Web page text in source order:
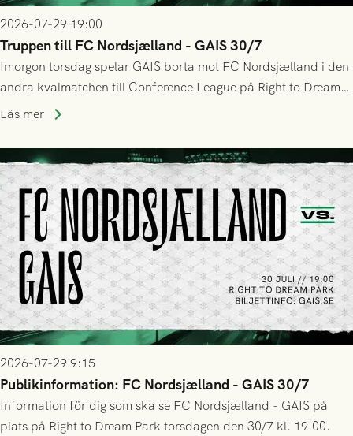
2026-07-29 19:00
Truppen till FC Nordsjælland - GAIS 30/7
Imorgon torsdag spelar GAIS borta mot FC Nordsjælland i den
andra kvalmatchen till Conference League på Right to Dream
Park! Fredrik Holmberg och ledarstaben har tagit ut följande
Läs mer
2026-07-29 9:15
Publikinformation: FC Nordsjælland - GAIS 30/7
Information för dig som ska se FC Nordsjælland - GAIS på
plats på Right to Dream Park torsdagen den 30/7 kl. 19.00.